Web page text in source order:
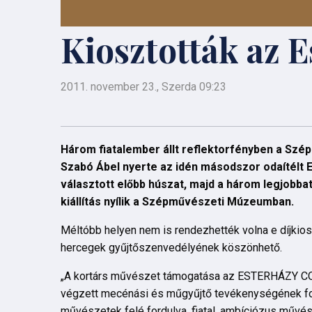
Kiosztották az
2011. november 23., Szerda 09:23
Három fiatalember állt reflektorfényben a
Szabó Ábel nyerte az idén másodszor odaítélt
választott előbb húszat, majd a három
kiállítás nyílik a Szépművészeti Múzeumban.
Méltóbb helyen nem is rendezhették volna e
hercegek gyűjtőszenvedélyének köszönhető.
„A kortárs művészet támogatása az ESTERHÁZY
végzett mecénási és műgyűjtő tevékenységének